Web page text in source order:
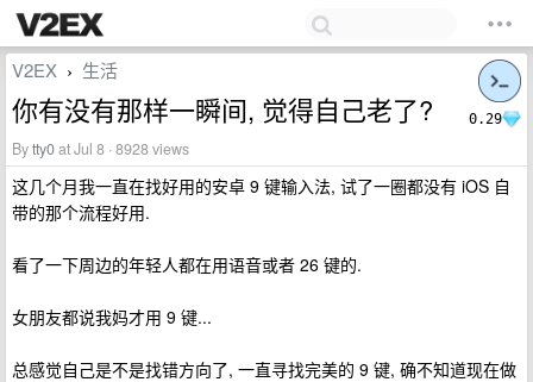
0.29
V2EX › 生活
你有没有那样一瞬间, 觉得自己老了?
Bytty0at Jul 8 · 8928 views
这几个月我一直在找好用的安卓 9 键输入法, 试了一圈都没有 iOS 自
带的那个流程好用.
看了一下周边的年轻人都在用语音或者 26 键的.
女朋友都说我妈才用 9 键...
总感觉自己是不是找错方向了, 一直寻找完美的 9 键, 确不知道现在做